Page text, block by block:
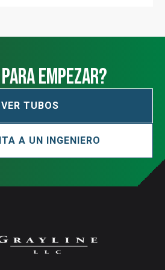
empezar?
VER TUBOS
A UN INGENIERO